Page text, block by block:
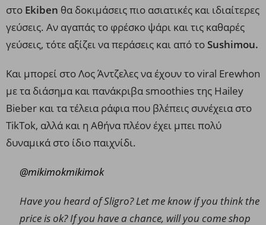
στο Ekiben θα δοκιμάσεις πιο ασιατικές και ιδιαίτερες
γεύσεις. Αν αγαπάς το φρέσκο ψάρι και τις καθαρές
γεύσεις, τότε αξίζει να περάσεις και από τοSushimou.
Και μπορεί στο Λος Άντζελες να έχουν το viral Erewhon
με τα διάσημα και πανάκριβα smoothies της Hailey
Bieber και τα τέλεια ράφια που βλέπεις συνέχεια στο
TikTok, αλλά και η Αθήνα πλέον έχει μπει πολύ
δυναμικά στο ίδιο παιχνίδι.
@mikimokmikimok
Have you heard of Sligro? Let me know if you think the
price is ok? If you have a chance, will you come shop